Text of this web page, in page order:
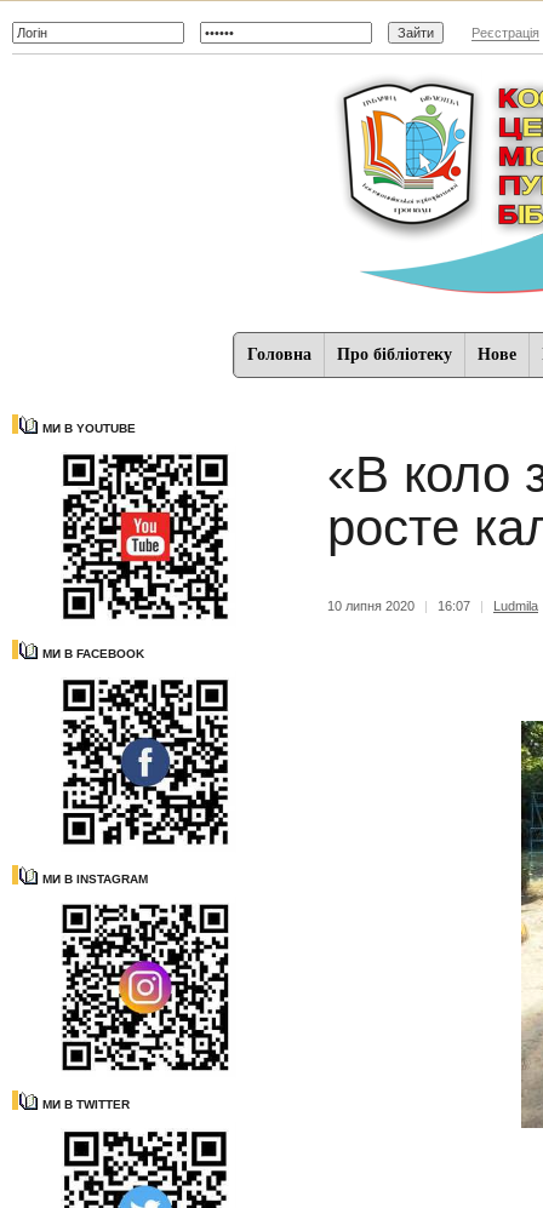
Реєстрація
Головна Про бібліотеку Нове
МИ В YOUTUBE
МИ В FACEBOOK
МИ В INSTAGRAM
МИ В TWITTER
«В коло
росте
10 липня 2020 | 16:07 | Ludmila